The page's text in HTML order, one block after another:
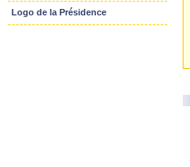
Logo de la Présidence